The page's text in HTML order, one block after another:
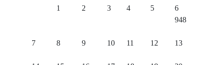
1 2 3 4 5
6
948
7 8 9 10 11 12 13